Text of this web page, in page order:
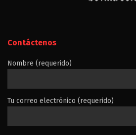
Contáctenos
Nombre (requerido)
Tu correo electrónico (requerido)